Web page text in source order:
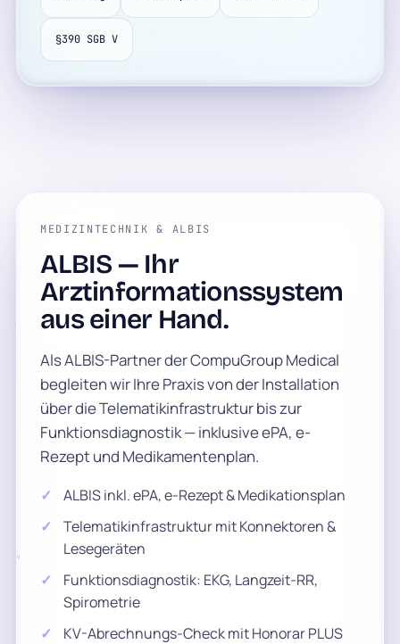
§390 SGB V
MEDIZINTECHNIK & ALBIS
ALBIS — Ihr
Arztinformationssystem
aus einer Hand.
Als ALBIS-Partner der CompuGroup Medical
begleiten wir Ihre Praxis von der Installation
über die Telematikinfrastruktur bis zur
Funktionsdiagnostik — inklusive ePA, e-
Rezept und Medikamentenplan.
ALBIS inkl. ePA, e-Rezept & Medikationsplan
Telematikinfrastruktur mit Konnektoren &
Lesegeräten
Funktionsdiagnostik: EKG, Langzeit-RR,
Spirometrie
KV-Abrechnungs-Check mit Honorar PLUS